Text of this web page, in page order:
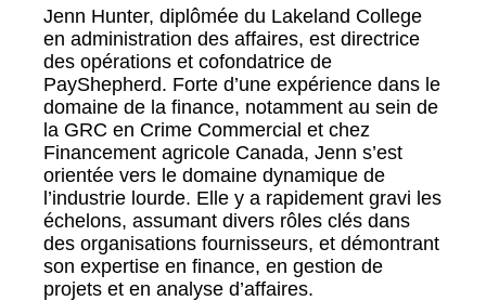
Jenn Hunter, diplômée du Lakeland College
en administration des affaires, est directrice
des opérations et cofondatrice de
PayShepherd. Forte d’une expérience dans le
domaine de la finance, notamment au sein de
la GRC en Crime Commercial et chez
Financement agricole Canada, Jenn s’est
orientée vers le domaine dynamique de
l’industrie lourde. Elle y a rapidement gravi les
échelons, assumant divers rôles clés dans
des organisations fournisseurs, et démontrant
son expertise en finance, en gestion de
projets et en analyse d’affaires.